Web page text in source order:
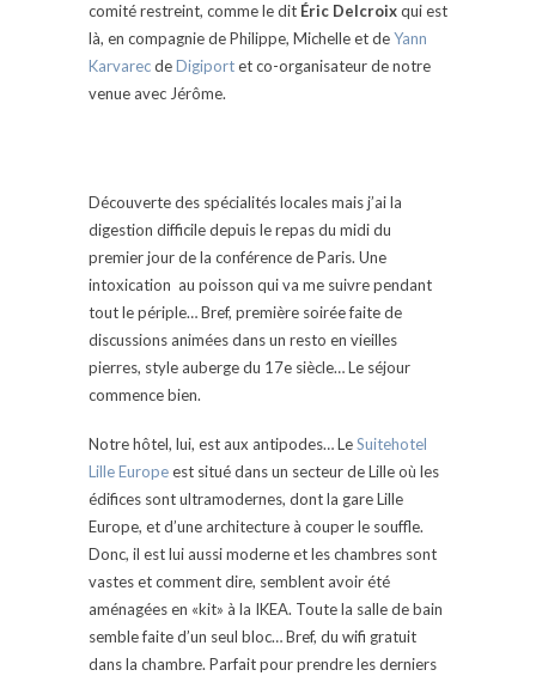
comité restreint, comme le dit Éric Delcroixqui est
là, en compagnie de Philippe, Michelle et deYann
KarvarecdeDigiportet co-organisateur de notre
venue avec Jérôme.
Découverte des spécialités locales mais j’ai la
digestion difficile depuis le repas du midi du
premier jour de la conférence de Paris. Une
intoxication au poisson qui va me suivre pendant
tout le périple… Bref, première soirée faite de
discussions animées dans un resto en vieilles
pierres, style auberge du 17e siècle… Le séjour
commence bien.
Notre hôtel, lui, est aux antipodes… LeSuitehotel
Lille Europeest situé dans un secteur de Lille où les
édifices sont ultramodernes, dont la gare Lille
Europe, et d’une architecture à couper le souffle.
Donc, il est lui aussi moderne et les chambres sont
vastes et comment dire, semblent avoir été
aménagées en «kit» à la IKEA. Toute la salle de bain
semble faite d’un seul bloc… Bref, du wifi gratuit
dans la chambre. Parfait pour prendre les derniers